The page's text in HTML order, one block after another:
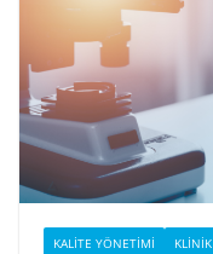
KALITE YÖNETIMI KLINIK